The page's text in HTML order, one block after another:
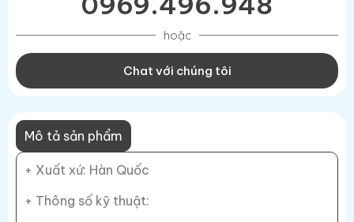
hoặc
Chat với chúng tôi
Mô tả sản phẩm
+ Xuất xứ: Hàn Quốc
+ Thông số kỹ thuật: